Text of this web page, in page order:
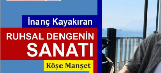
SİYASET
SAĞLIK